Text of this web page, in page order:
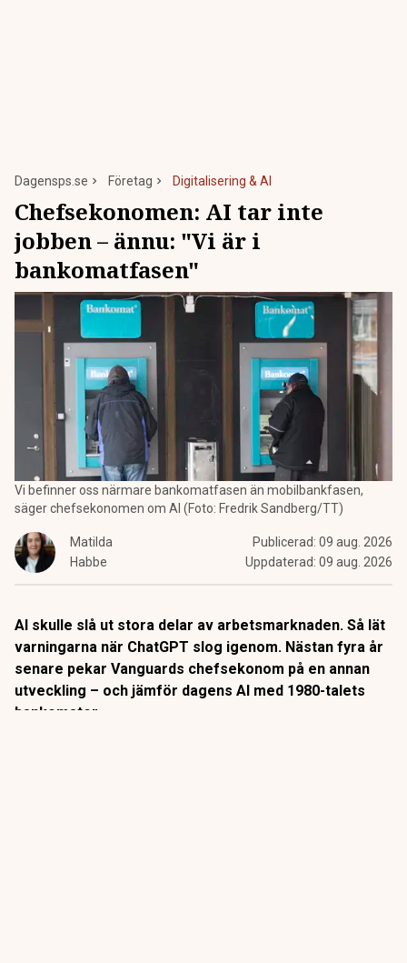
Dagensps.se Företag Digitalisering & AI
Chefsekonomen: AI tar inte
jobben – ännu: "Vi är i
bankomatfasen"
Vi befinner oss närmare bankomatfasen än mobilbankfasen,
säger chefsekonomen om AI (Foto: Fredrik Sandberg/TT)
Matilda
Habbe
Publicerad: 09 aug. 2026
Uppdaterad: 09 aug. 2026
AI skulle slå ut stora delar av arbetsmarknaden. Så lät
varningarna när ChatGPT slog igenom. Nästan fyra år
senare pekar Vanguards chefsekonom på en annan
utveckling – och jämför dagens AI med 1980-talets
bankomater.